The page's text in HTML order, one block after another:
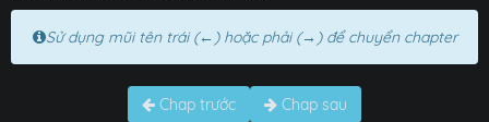
Sử dụng mũi tên trái (←) hoặc phải (→) để chuyển chapter
Chap trước Chap sau